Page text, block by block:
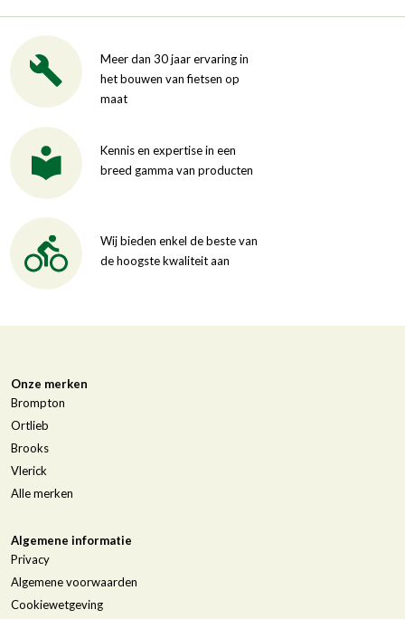
Meer dan 30 jaar ervaring in
het bouwen van fietsen op
maat
Kennis en expertise in een
breed gamma van producten
Wij bieden enkel de beste van
de hoogste kwaliteit aan
Onze merken
Brompton
Ortlieb
Brooks
Vlerick
Alle merken
Algemene informatie
Privacy
Algemene voorwaarden
Cookiewetgeving